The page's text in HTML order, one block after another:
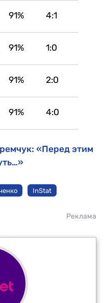
91% 4:1
91% 1:0
91% 2:0
91% 4:0
«Перед этим
InStat
Реклама